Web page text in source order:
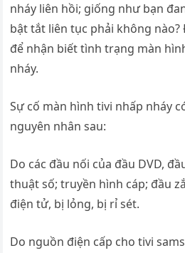
nháy liên hồi; giống như bạn
bật tắt liên tục phải không nào?
để nhận biết tình trạng màn
nháy.
Sự cố màn hình tivi nhấp nháy
nguyên nhân sau:
Do các đầu nối của đầu DVD,
thuật số; truyền hình cáp; đầu
điện tử, bị lỏng, bị rỉ sét.
Do nguồn điện cấp cho tivi